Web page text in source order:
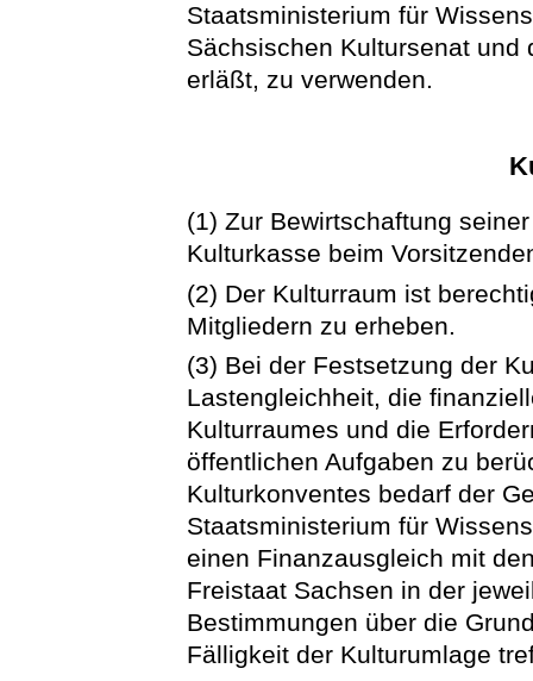
Staatsministerium für
Sächsischen Kultursenat
erläßt, zu verwenden.
(1) Zur Bewirtschaftung
Kulturkasse beim
(2) Der Kulturraum ist
Mitgliedern zu erheben.
(3) Bei der Festsetzung der
Lastengleichheit, die
Kulturraumes und die
öffentlichen Aufgaben zu
Kulturkonventes bedarf der
Staatsministerium für
einen Finanzausgleich mit
Freistaat Sachsen in der
Bestimmungen über die
Fälligkeit der Kulturumlage